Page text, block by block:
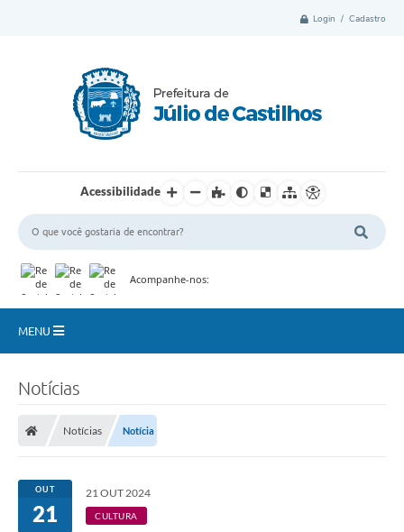
Login / Cadastro
Acessibilidade
Acompanhe-nos:
MENU
e-sic
Editais e Publicações
Notícias
Notícias Notícia
OUT
21
21 OUT 2024
CULTURA